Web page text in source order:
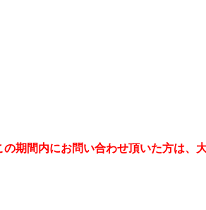
期間内にお問い合わせ頂いた方は、